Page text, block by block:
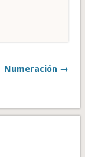
Numeración →